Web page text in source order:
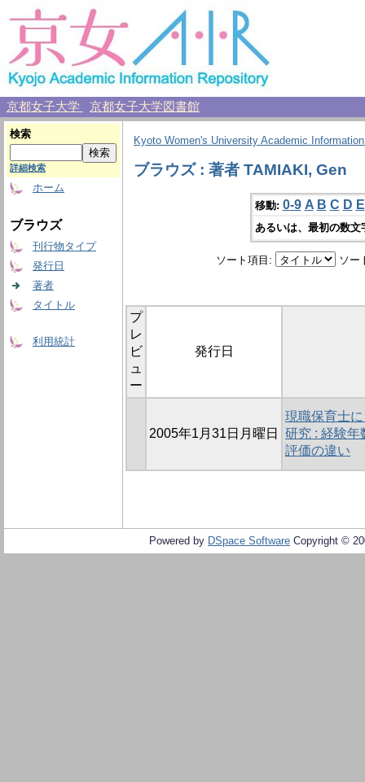
京都女子大学 京都女子大学図書館
検索
詳細検索
ホーム
ブラウズ
刊行物タイプ
発行日
著者
タイトル
利用統計
Kyoto Women's University Academic
ブラウズ : 著者 TAMIAKI, Gen
移動: 0-9 A B C D E
あるいは、最初の数
ソート項目: ソー
プ
レ
ビ
ュ
ー
発行日
2005年1月31日月曜日
現職保育士
研究 : 経験年
評価の違い
Powered by DSpace Software Copyright ©